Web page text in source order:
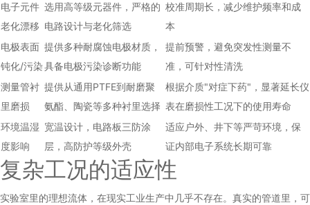
电子元件
老化漂移
选用高等级元器件，严格的
电路设计与老化筛选
校准周期长，减少维护频率和成
本
电极表面
钝化/污染
提供多种耐腐蚀电极材质，
具备电极污染诊断功能
提前预警，避免突发性测量不
准，可针对性清洗
测量管衬
里磨损
提供从通用PTFE到耐磨聚
氨酯、陶瓷等多种衬里选择
根据介质"对症下药"，显著延长仪
表在磨损性工况下的使用寿命
环境温湿
度影响
宽温设计，电路板三防涂
层，高防护等级外壳
适应户外、井下等严苛环境，保
证内部电子系统长期可靠
复杂工况的适应性
实验室里的理想流体，在现实工业生产中几乎不存在。真实的管道里，可